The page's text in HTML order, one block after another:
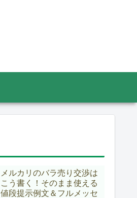
メルカリのバラ売り交渉は
こう書く！そのまま使える
値段提示例文＆フルメッセ